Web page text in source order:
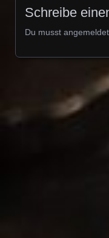
Schreibe
Du musst angemeldet